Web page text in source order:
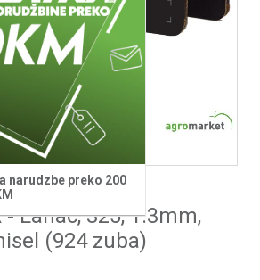
narudzbe preko 200
- Lanac, 325, 1.3mm,
(924 zuba)